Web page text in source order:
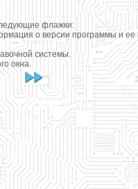
флажки:
о версии программы и ее
системы.
окна.